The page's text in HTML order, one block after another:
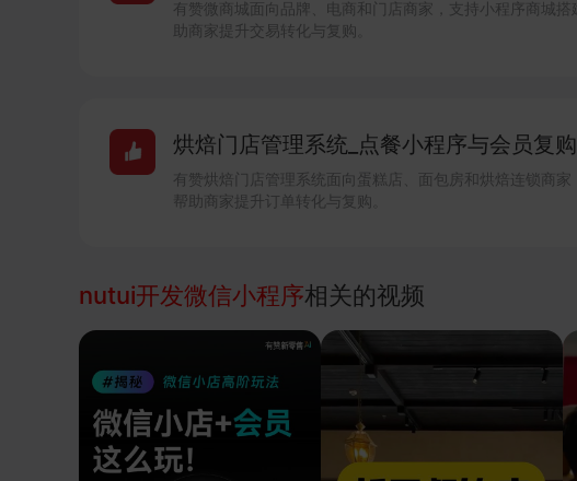
有赞微商城面向品牌、电商和门店商家，支持小程序商城
助商家提升交易转化与复购。
烘焙门店管理系统_点餐小程序与会员复
有赞烘焙门店管理系统面向蛋糕店、面包房和烘焙连锁商
帮助商家提升订单转化与复购。
nutui开发微信小程序相关的视频